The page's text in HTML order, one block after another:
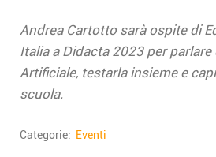
Andrea Cartotto sarà ospite di
Italia a Didacta 2023 per
Artificiale, testarla insieme e
scuola.
Categorie: Eventi